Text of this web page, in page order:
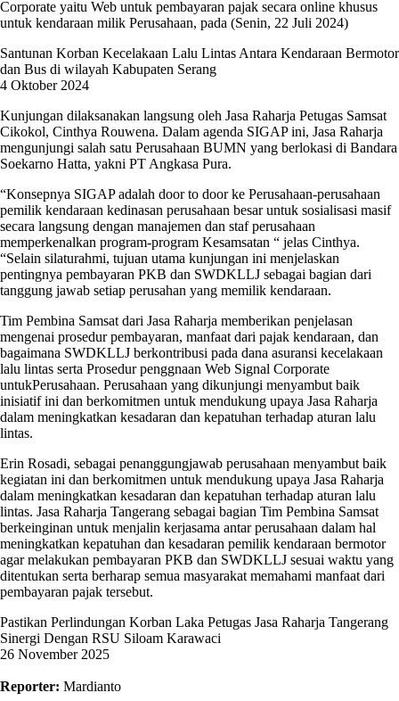
Corporate yaitu Web untuk pembayaran pajak secara online khusus
untuk kendaraan milik Perusahaan, pada (Senin, 22 Juli 2024)
Santunan Korban Kecelakaan Lalu Lintas Antara Kendaraan Bermotor
dan Bus di wilayah Kabupaten Serang
4 Oktober 2024
Kunjungan dilaksanakan langsung oleh Jasa Raharja Petugas Samsat
Cikokol, Cinthya Rouwena. Dalam agenda SIGAP ini, Jasa Raharja
mengunjungi salah satu Perusahaan BUMN yang berlokasi di Bandara
Soekarno Hatta, yakni PT Angkasa Pura.
“Konsepnya SIGAP adalah door to door ke Perusahaan-perusahaan
pemilik kendaraan kedinasan perusahaan besar untuk sosialisasi masif
secara langsung dengan manajemen dan staf perusahaan
memperkenalkan program-program Kesamsatan “ jelas Cinthya.
“Selain silaturahmi, tujuan utama kunjungan ini menjelaskan
pentingnya pembayaran PKB dan SWDKLLJ sebagai bagian dari
tanggung jawab setiap perusahan yang memilik kendaraan.
Tim Pembina Samsat dari Jasa Raharja memberikan penjelasan
mengenai prosedur pembayaran, manfaat dari pajak kendaraan, dan
bagaimana SWDKLLJ berkontribusi pada dana asuransi kecelakaan
lalu lintas serta Prosedur penggnaan Web Signal Corporate
untukPerusahaan. Perusahaan yang dikunjungi menyambut baik
inisiatif ini dan berkomitmen untuk mendukung upaya Jasa Raharja
dalam meningkatkan kesadaran dan kepatuhan terhadap aturan lalu
lintas.
Erin Rosadi, sebagai penanggungjawab perusahaan menyambut baik
kegiatan ini dan berkomitmen untuk mendukung upaya Jasa Raharja
dalam meningkatkan kesadaran dan kepatuhan terhadap aturan lalu
lintas. Jasa Raharja Tangerang sebagai bagian Tim Pembina Samsat
berkeinginan untuk menjalin kerjasama antar perusahaan dalam hal
meningkatkan kepatuhan dan kesadaran pemilik kendaraan bermotor
agar melakukan pembayaran PKB dan SWDKLLJ sesuai waktu yang
ditentukan serta berharap semua masyarakat memahami manfaat dari
pembayaran pajak tersebut.
Pastikan Perlindungan Korban Laka Petugas Jasa Raharja Tangerang
Sinergi Dengan RSU Siloam Karawaci
26 November 2025
Reporter: Mardianto